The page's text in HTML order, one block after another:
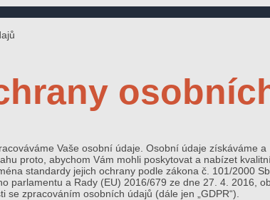
Vaše osobní údaje. Osobní údaje získáváme a
proto, abychom Vám mohli poskytovat a nabízet
standardy jejich ochrany podle zákona č. 101/2000
parlamentu a Rady (EU) 2016/679 ze dne 27. 4. 2016,
se zpracováním osobních údajů (dále jen „GDPR“).